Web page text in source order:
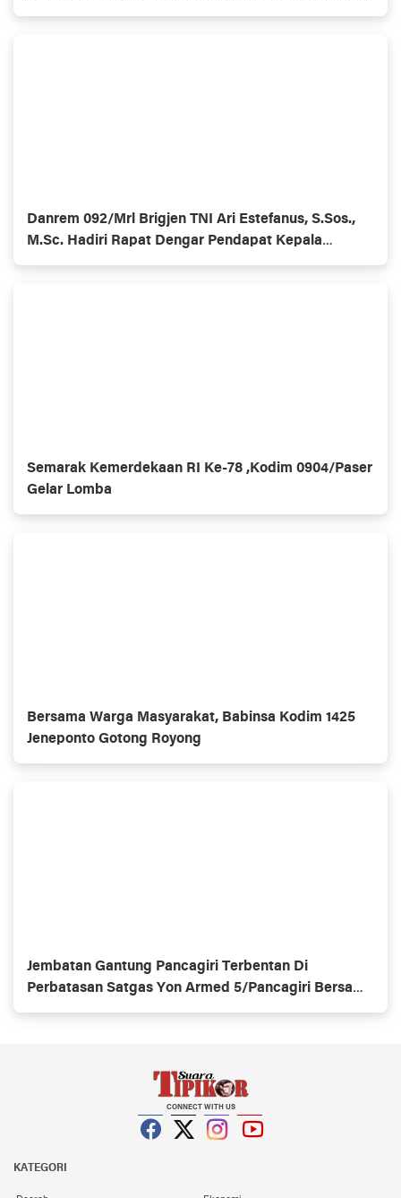
jalan
Danrem 092/Mrl Brigjen TNI Ari Estefanus, S.Sos.,
M.Sc. Hadiri Rapat Dengar Pendapat Kepala
Daerah Se-Provinsi Kalimantan Utara
Semarak Kemerdekaan RI Ke-78 ,Kodim 0904/Paser
Gelar Lomba
Bersama Warga Masyarakat, Babinsa Kodim 1425
Jeneponto Gotong Royong
Jembatan Gantung Pancagiri Terbentan Di
Perbatasan Satgas Yon Armed 5/Pancagiri Bersama
Vertikal Rescue Dan PT MA/BDRMS
CONNECT WITH US
KATEGORI